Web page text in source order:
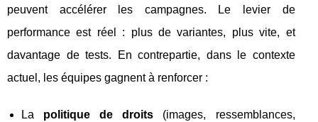
peuvent accélérer les campagnes. Le levier de
performance est réel : plus de variantes, plus vite, et
davantage de tests. En contrepartie, dans le contexte
actuel, les équipes gagnent à renforcer :
La politique de droits (images, ressemblances,